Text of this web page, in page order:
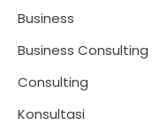
Business
Business Consulting
Consulting
Konsultasi